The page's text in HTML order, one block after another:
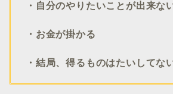
・自分のやりたいことが出来な
・お金が掛かる
・結局、得るものはたいしてな